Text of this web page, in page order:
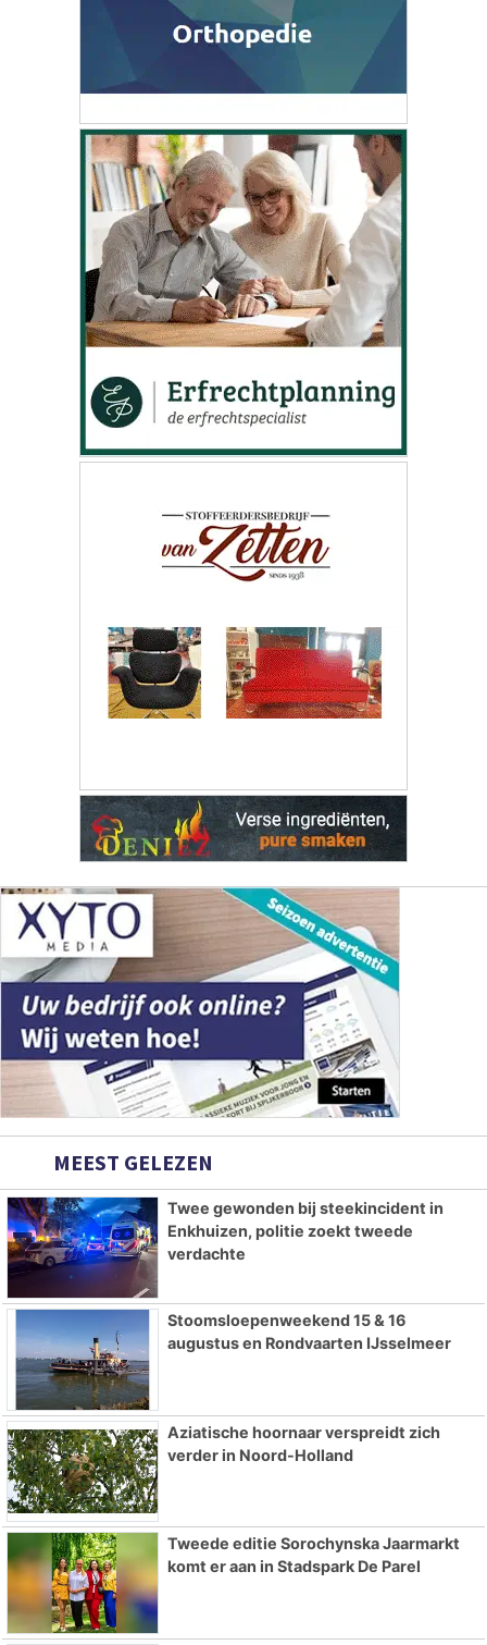
MEEST GELEZEN
Twee gewonden bij steekincident in
Enkhuizen, politie zoekt tweede
verdachte
Stoomsloepenweekend 15 & 16
augustus en Rondvaarten IJsselmeer
Aziatische hoornaar verspreidt zich
verder in Noord-Holland
Tweede editie Sorochynska Jaarmarkt
komt er aan in Stadspark De Parel